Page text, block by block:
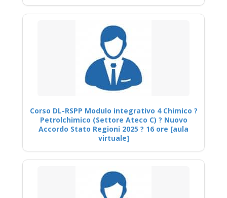
Corso DL-RSPP Modulo integrativo 4 Chimico ?
Petrolchimico (Settore Ateco C) ? Nuovo
Accordo Stato Regioni 2025 ? 16 ore [aula
virtuale]